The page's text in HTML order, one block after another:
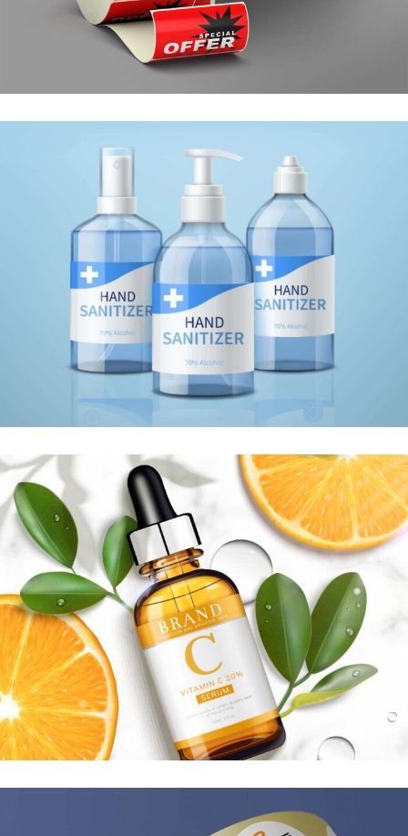
LIQUIDES ASSAINISSANTS